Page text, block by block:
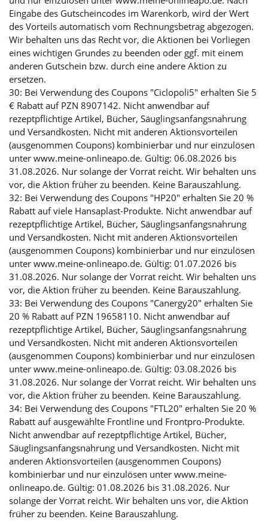
Eingabe des Gutscheincodes im Warenkorb, wird der Wert
des Vorteils automatisch vom Rechnungsbetrag abgezogen.
Wir behalten uns das Recht vor, die Aktionen bei Vorliegen
eines wichtigen Grundes zu beenden oder ggf. mit einem
anderen Gutschein bzw. durch eine andere Aktion zu
ersetzen.
30: Bei Verwendung des Coupons "Ciclopoli5" erhalten Sie 5
€ Rabatt auf PZN 8907142. Nicht anwendbar auf
rezeptpflichtige Artikel, Bücher, Säuglingsanfangsnahrung
und Versandkosten. Nicht mit anderen Aktionsvorteilen
(ausgenommen Coupons) kombinierbar und nur einzulösen
unter www.meine-onlineapo.de. Gültig: 06.08.2026 bis
31.08.2026. Nur solange der Vorrat reicht. Wir behalten uns
vor, die Aktion früher zu beenden. Keine Barauszahlung.
32: Bei Verwendung des Coupons "HP20" erhalten Sie 20 %
Rabatt auf viele Hansaplast-Produkte. Nicht anwendbar auf
rezeptpflichtige Artikel, Bücher, Säuglingsanfangsnahrung
und Versandkosten. Nicht mit anderen Aktionsvorteilen
(ausgenommen Coupons) kombinierbar und nur einzulösen
unter www.meine-onlineapo.de. Gültig: 01.07.2026 bis
31.08.2026. Nur solange der Vorrat reicht. Wir behalten uns
vor, die Aktion früher zu beenden. Keine Barauszahlung.
33: Bei Verwendung des Coupons "Canergy20" erhalten Sie
20 % Rabatt auf PZN 19658110. Nicht anwendbar auf
rezeptpflichtige Artikel, Bücher, Säuglingsanfangsnahrung
und Versandkosten. Nicht mit anderen Aktionsvorteilen
(ausgenommen Coupons) kombinierbar und nur einzulösen
unter www.meine-onlineapo.de. Gültig: 03.08.2026 bis
31.08.2026. Nur solange der Vorrat reicht. Wir behalten uns
vor, die Aktion früher zu beenden. Keine Barauszahlung.
34: Bei Verwendung des Coupons "FTL20" erhalten Sie 20 %
Rabatt auf ausgewählte Frontline und Frontpro-Produkte.
Nicht anwendbar auf rezeptpflichtige Artikel, Bücher,
Säuglingsanfangsnahrung und Versandkosten. Nicht mit
anderen Aktionsvorteilen (ausgenommen Coupons)
kombinierbar und nur einzulösen unter www.meine-
onlineapo.de. Gültig: 01.08.2026 bis 31.08.2026. Nur
solange der Vorrat reicht. Wir behalten uns vor, die Aktion
früher zu beenden. Keine Barauszahlung.